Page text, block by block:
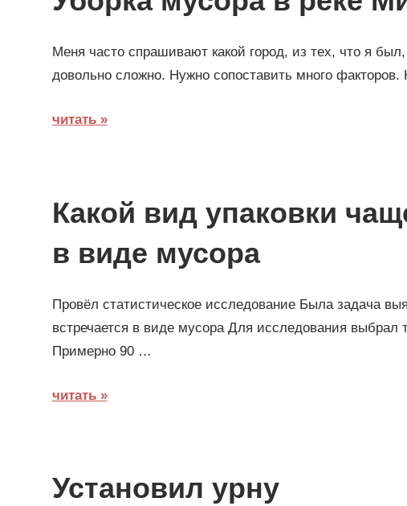
Меня часто спрашивают какой город, из тех, что я
довольно сложно. Нужно сопоставить много
читать
Какой вид упаковки
в виде мусора
Провёл статистическое исследование Была задача
встречается в виде мусора Для исследования выбрал
Примерно 90 …
читать
Установил урну